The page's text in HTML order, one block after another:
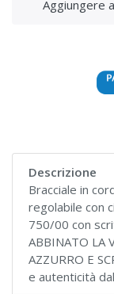
Aggiungere
Descrizione
Bracciale in
regolabile con
750/00 con
ABBINATO LA
AZZURRO E
e autenticità